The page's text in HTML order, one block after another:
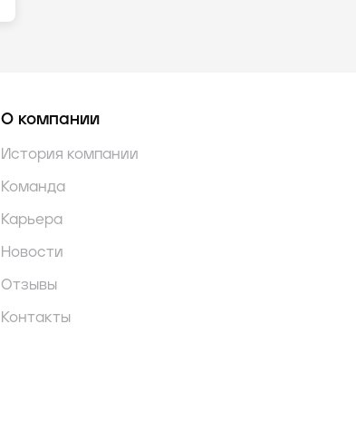
О компании
История компании
Команда
Карьера
Новости
Отзывы
Контакты